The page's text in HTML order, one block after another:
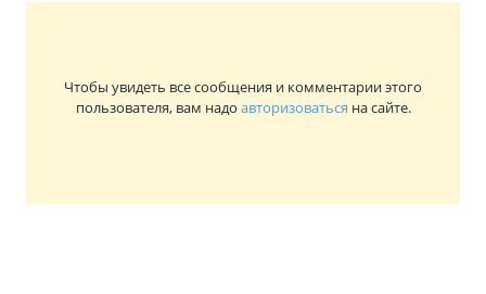
Чтобы увидеть все сообщения и комментарии этого
пользователя, вам надо авторизоваться на сайте.